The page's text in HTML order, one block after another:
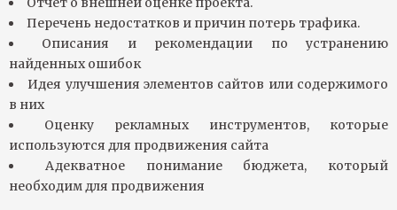
Перечень недостатков и причин потерь трафика.
Описания и рекомендации по устранению
найденных ошибок
Идея улучшения элементов сайтов или содержимого
в них
Оценку рекламных инструментов, которые
используются для продвижения сайта
Адекватное понимание бюджета, который
необходим для продвижения